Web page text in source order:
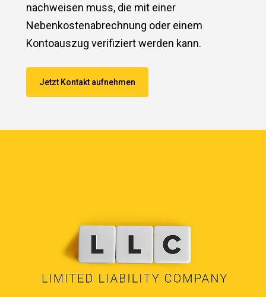
nachweisen muss, die mit einer
Nebenkostenabrechnung oder einem
Kontoauszug verifiziert werden kann.
Jetzt Kontakt aufnehmen